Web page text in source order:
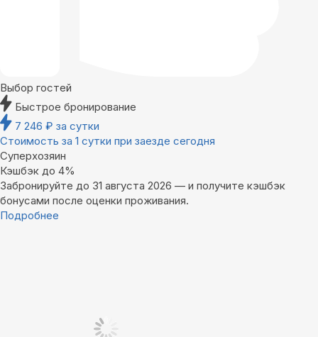
Выбор гостей
Быстрое бронирование
7 246 ₽ за сутки
Стоимость за 1 сутки при заезде сегодня
Суперхозяин
Кэшбэк до 4%
Забронируйте до 31 августа 2026 — и получите кэшбэк
бонусами после оценки проживания.
Подробнее